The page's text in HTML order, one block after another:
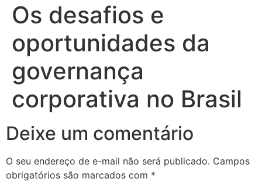
Os desafios e
oportunidades da
governança
corporativa no Brasil
Deixe um comentário
O seu endereço de e-mail não será publicado. Campos
obrigatórios são marcados com *